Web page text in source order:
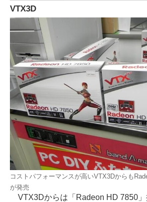
VTX3D
コストパフォーマンスが高いVTX3Dからも
が発売
VTX3Dからは「Radeon HD 7850